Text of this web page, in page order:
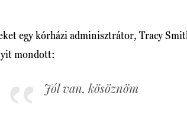
egy kórházi adminisztrátor, Tracy
mondott:
Jól van, kösöznöm